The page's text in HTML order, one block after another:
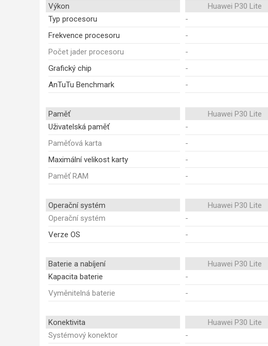
Výkon Huawei P30 Lite
Typ procesoru
-
Frekvence procesoru
-
Počet jader procesoru
-
Grafický chip
-
AnTuTu Benchmark
-
Paměť Huawei P30 Lite
Uživatelská paměť
-
Paměťová karta
-
Maximální velikost karty
-
Paměť RAM
-
Operační systém Huawei P30 Lite
Operační systém
-
Verze OS
-
Baterie a nabíjení Huawei P30 Lite
Kapacita baterie
-
Vyměnitelná baterie
-
Konektivita Huawei P30 Lite
Systémový konektor
-